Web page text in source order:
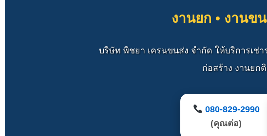
งานยก • งานข
บริษัท พิชยา เครนขนส่ง จำกัด ให้บริการเช่
ก่อสร้าง งานยก
080-829-2990
(คุณต่อ)